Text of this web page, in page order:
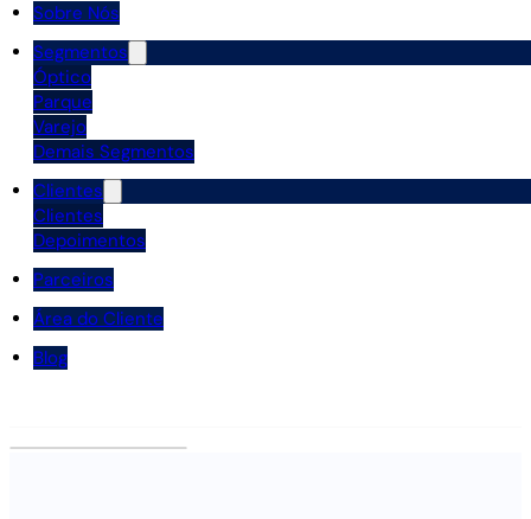
Sobre Nós
Segmentos
Óptico
Parque
Varejo
Demais Segmentos
Clientes
Clientes
Depoimentos
Parceiros
Área do Cliente
Blog